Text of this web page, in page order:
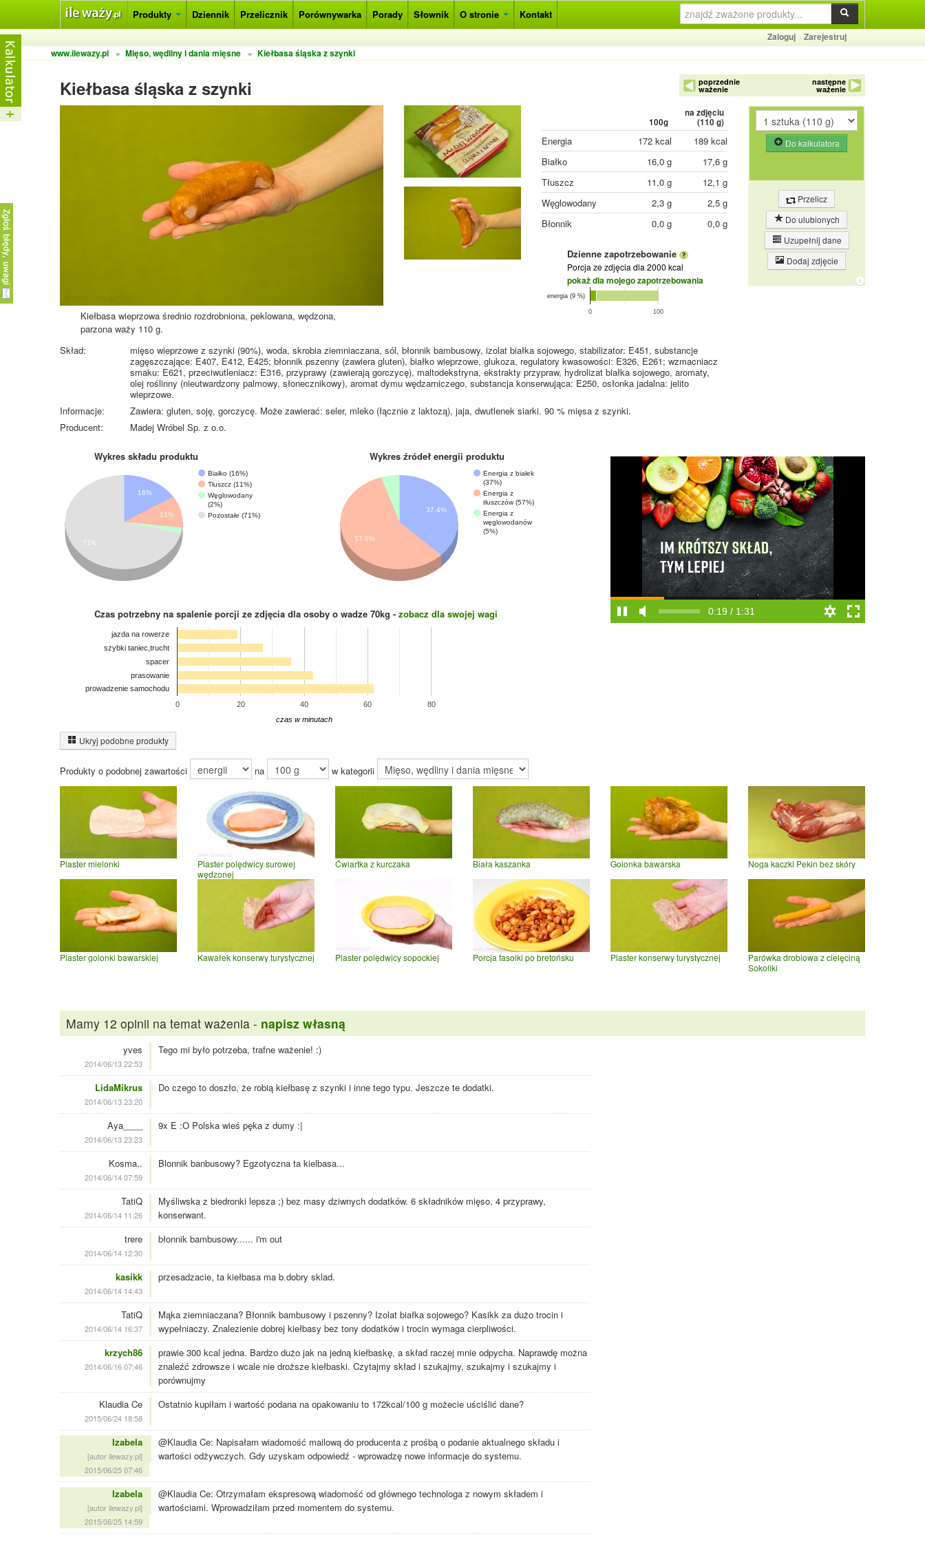
Produkty Dziennik Przelicznik Porównywarka Porady Słownik O stronie Kontakt
Zaloguj
Zarejestruj
www.ilewazy.pl
» Mięso, wędliny i dania mięsne » Kiełbasa śląska z szynki
Kiełbasa śląska z szynki poprzednie
ważenie
następne
ważenie
Kiełbasa wieprzowa średnio rozdrobniona, peklowana, wędzona,
parzona waży 110 g.
100g
na zdjęciu
(110 g)
Energia 172 kcal
189 kcal
Białko
16,0 g
17,6 g
Tłuszcz
11,0 g
12,1 g
Węglowodany
2,3 g
2,5 g
Błonnik
0,0 g 0,0 g
Dzienne zapotrzebowanie
Porcja ze zdjęcia dla 2000 kcal
pokaż dla mojego zapotrzebowania
0 100
energia (9 %)
Do kalkulatora
Przelicz
Do ulubionych
Uzupełnij dane
Dodaj zdjęcie
Skład:
mięso wieprzowe z szynki (90%), woda, skrobia ziemniaczana, sól, błonnik bambusowy, izolat białka sojowego, stabilizator: E451, substancje
zagęszczające: E407, E412, E425; błonnik pszenny (zawiera gluten), białko wieprzowe, glukoza, regulatory kwasowości: E326, E261; wzmacniacz
smaku: E621, przeciwutleniacz: E316, przyprawy (zawierają gorczycę), maltodekstryna, ekstrakty przypraw, hydrolizat białka sojowego, aromaty,
olej roślinny (nieutwardzony palmowy, słonecznikowy), aromat dymu wędzarniczego, substancja konserwująca: E250, osłonka jadalna: jelito
wieprzowe.
Informacje:
Zawiera: gluten, soję, gorczycę. Może zawierać: seler, mleko (łącznie z laktozą), jaja, dwutlenek siarki. 90 % mięsa z szynki.
Producent:
Madej Wróbel Sp. z o.o.
Wykres składu produktu
Białko (16%)
Tłuszcz (11%)
Węglowodany
(2%)
Pozostałe (71%)
16%
11%
71%
Wykres źródeł energii produktu
Energia z białek
(37%)
Energia z
tłuszczów (57%)
Energia z
węglowodanów
(5%)
37.4%
57.6%
Czas potrzebny na spalenie porcji ze zdjęcia dla osoby o wadze 70kg - zobacz dla swojej wagi
0 20 40 60 80
jazda na rowerze
szybki taniec,trucht
spacer
prasowanie
prowadzenie samochodu
czas w minutach
0:20 / 1:31
Ukryj podobne produkty
Produkty o podobnej zawartości na w kategorii
Plaster mielonki
Plaster polędwicy surowej
wędzonej
Ćwiartka z kurczaka Biała kaszanka Golonka bawarska Noga kaczki Pekin bez skóry
Plaster golonki bawarskiej Kawałek konserwy turystycznej Plaster polędwicy sopockiej Porcja fasolki po bretońsku Plaster konserwy turystycznej
Parówka drobiowa z cielęciną
Sokoliki
Mamy 12 opinii na temat ważenia - napisz własną
yves
2014/06/13 22:53
Tego mi było potrzeba, trafne ważenie! :)
LidaMikrus
2014/06/13 23:20
Do czego to doszło, że robią kiełbasę z szynki i inne tego typu. Jeszcze te dodatki.
Aya____
2014/06/13 23:23
9x E :O Polska wieś pęka z dumy :|
Kosma..
2014/06/14 07:59
Blonnik banbusowy? Egzotyczna ta kielbasa...
TatiQ
2014/06/14 11:26
Myśliwska z biedronki lepsza ;) bez masy dziwnych dodatków. 6 składników mięso, 4 przyprawy,
konserwant.
trere
2014/06/14 12:30
błonnik bambusowy...... i'm out
kasikk
2014/06/14 14:43
przesadzacie, ta kiełbasa ma b.dobry sklad.
TatiQ
2014/06/14 16:37
Mąka ziemniaczana? Błonnik bambusowy i pszenny? Izolat białka sojowego? Kasikk za dużo trocin i
wypełniaczy. Znalezienie dobrej kiełbasy bez tony dodatków i trocin wymaga cierpliwości.
krzych86
2014/06/16 07:46
prawie 300 kcal jedna. Bardzo dużo jak na jedną kiełbaskę, a skład raczej mnie odpycha. Naprawdę można
znaleźć zdrowsze i wcale nie droższe kiełbaski. Czytajmy skład i szukajmy, szukajmy i szukajmy i
porównujmy
Klaudia Ce
2015/06/24 18:58
Ostatnio kupiłam i wartość podana na opakowaniu to 172kcal/100 g możecie uściślić dane?
Izabela
[autor ilewazy.pl]
2015/06/25 07:46
@Klaudia Ce: Napisałam wiadomość mailową do producenta z prośbą o podanie aktualnego składu i
wartości odżywczych. Gdy uzyskam odpowiedź - wprowadzę nowe informacje do systemu.
Izabela
[autor ilewazy.pl]
2015/06/25 14:59
@Klaudia Ce: Otrzymałam ekspresową wiadomość od głównego technologa z nowym składem i
wartościami. Wprowadziłam przed momentem do systemu.